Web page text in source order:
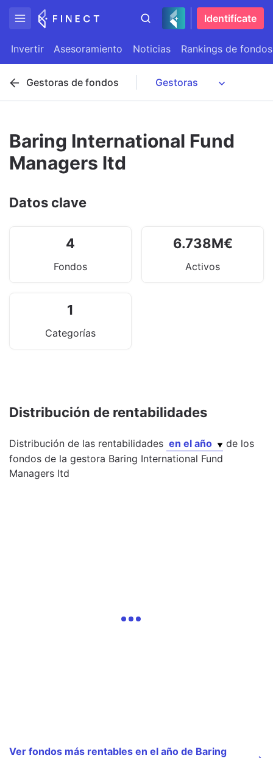
Identifícate
Invertir Asesoramiento Noticias Rankings de fondos
Gestoras de fondos
Baring International Fund
Managers ltd
Datos clave
4
Fondos
6.738M€
Activos
1
Categorías
Distribución de rentabilidades
Distribución de las rentabilidades en el año
de los
fondos de la gestora Baring International Fund
Managers ltd
Ver fondos más rentables en el año de Baring